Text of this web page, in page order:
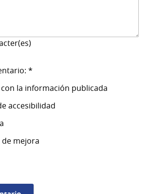
*
la información publicada
accesibilidad
de mejora